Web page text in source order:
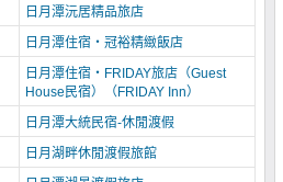
日月潭沅居精品旅店
日月潭住宿‧冠裕精緻飯店
日月潭住宿‧FRIDAY旅店（Guest
House民宿）（FRIDAY Inn）
日月潭大統民宿-休閒渡假
日月湖畔休閒渡假旅館